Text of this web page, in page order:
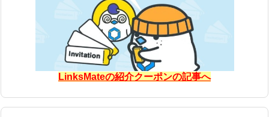
LinksMateの紹介クーポンの記事へ